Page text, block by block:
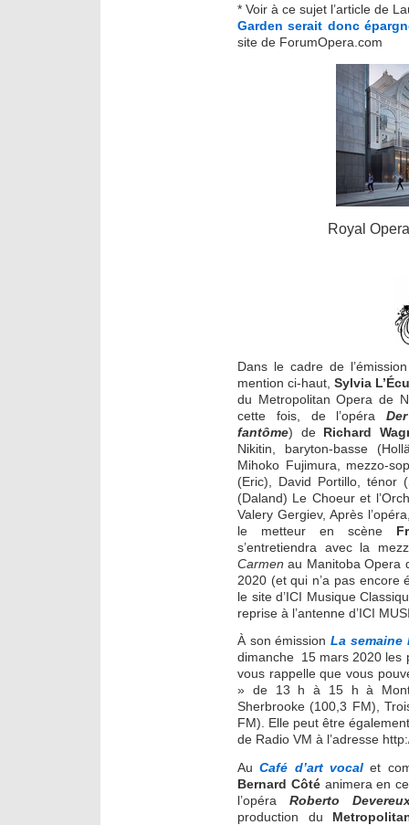
* Voir à ce sujet l’article de
Garden serait donc
site de ForumOpera.com
Royal
Dans le cadre de
mention ci-haut, Sylvia
du Metropolitan Opera de
cette fois, de l’opéra
fantôme) de Richard
Nikitin, baryton-basse
Mihoko Fujimura, mezzo-
(Eric), David Portillo, ténor
(Daland) Le Choeur et
Valery Gergiev, Après
le metteur en scène
s’entretiendra avec la
Carmen au Manitoba Opera
2020 (et qui n’a pas encore
le site d’ICI Musique
reprise à l’antenne d’ICI
À son émissionLa semaine
dimanche 15 mars 2020 les
vous rappelle que vous
» de 13 h à 15 h à
Sherbrooke (100,3 FM),
FM). Elle peut être
de Radio VM à l’adresse
AuCafé d’art vocalet
Bernard Côtéanimera en
l’opéra Roberto
production du